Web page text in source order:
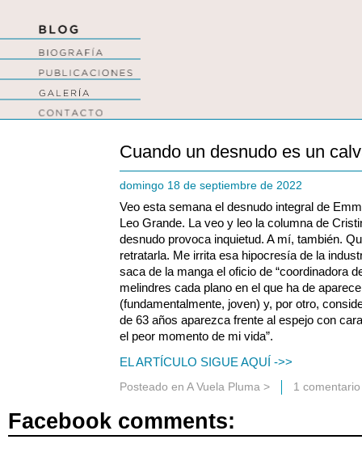
Cuando un desnudo es un
domingo 18 de septiembre de 2022
Veo esta semana el desnudo integral de
Leo Grande. La veo y leo la columna de
desnudo provoca inquietud. A mí, también.
retratarla. Me irrita esa hipocresía de la
saca de la manga el oficio de “coordinadora
melindres cada plano en el que ha de
(fundamentalmente, joven) y, por otro,
de 63 años aparezca frente al espejo con
el peor momento de mi vida”.
EL ARTÍCULO SIGUE AQUÍ ->>
Posteado en A Vuela Pluma > 1
Facebook comments: